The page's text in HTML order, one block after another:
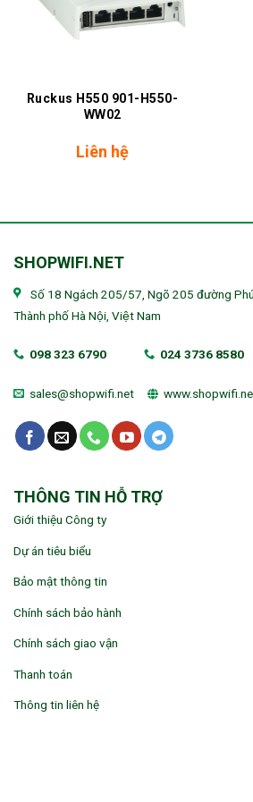
Ruckus H550 901-H550-
WW02
Liên hệ
SHOPWIFI.NET
Số 18 Ngách 205/57, Ngõ 205 đường Phú
Thành phố Hà Nội, Việt Nam
098 323 6790 024 3736 8580
sales@shopwifi.net
THÔNG TIN HỖ TRỢ
Giới thiệu Công ty
Dự án tiêu biểu
Bảo mật thông tin
Chính sách bảo hành
Chính sách giao vận
Thanh toán
Thông tin liên hệ